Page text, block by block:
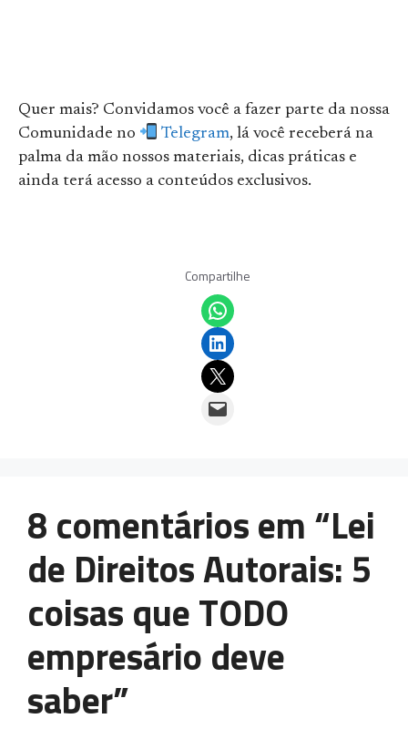
Quer mais? Convidamos você a fazer parte da nossa
Comunidade no
Telegram, lá você receberá na
palma da mão nossos materiais, dicas práticas e
ainda terá acesso a conteúdos exclusivos.
Compartilhe
Share on WhatsApp
Share on LinkedIn
Email this Page
Email this Page
8 comentários em “Lei
de Direitos Autorais: 5
coisas que TODO
empresário deve
saber”